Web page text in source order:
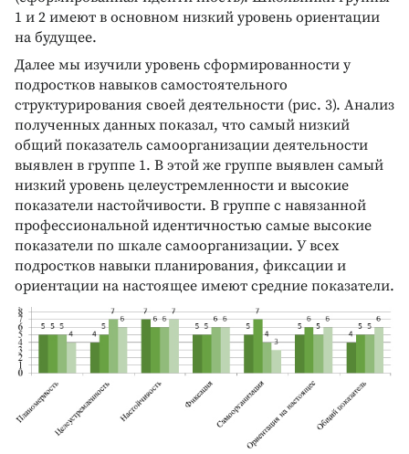
1 и 2 имеют в основном низкий уровень ориентации
на будущее.
Далее мы изучили уровень сформированности у
подростков навыков самостоятельного
структурирования своей деятельности (рис. 3). Анализ
полученных данных показал, что самый низкий
общий показатель самоорганизации деятельности
выявлен в группе 1. В этой же группе выявлен самый
низкий уровень целеустремленности и высокие
показатели настойчивости. В группе с навязанной
профессиональной идентичностью самые высокие
показатели по шкале самоорганизации. У всех
подростков навыки планирования, фиксации и
ориентации на настоящее имеют средние показатели.